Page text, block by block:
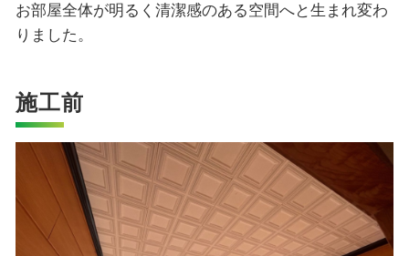
お部屋全体が明るく清潔感のある空間へと生まれ変わ
りました。
施工前